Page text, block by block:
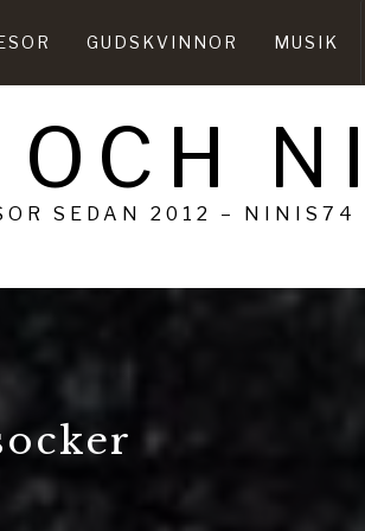
GUDSKVINNOR MUSIK
OCH
SEDAN 2012 – NINIS74